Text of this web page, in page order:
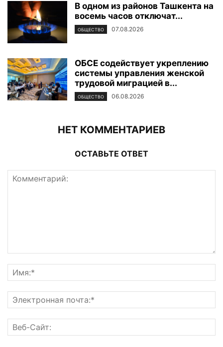
В одном из районов Ташкента на
восемь часов отключат...
ОБЩЕСТВО 07.08.2026
ОБСЕ содействует укреплению
системы управления женской
трудовой миграцией в...
ОБЩЕСТВО 06.08.2026
НЕТ КОММЕНТАРИЕВ
ОСТАВЬТЕ ОТВЕТ